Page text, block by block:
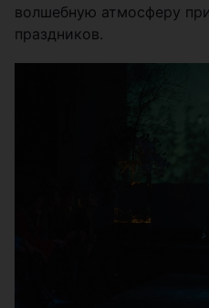
волшебную атмосферу
праздников.